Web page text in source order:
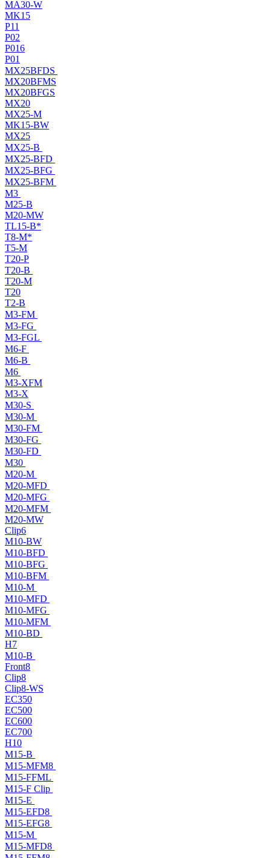
MA30-W
MK15
P11
P02
P016
P01
MX25BFDS
MX20BFMS
MX20BFGS
MX20
MX25-M
MK15-BW
MX25
MX25-B
MX25-BFD
MX25-BFG
MX25-BFM
M3
M25-B
M20-MW
TL15-B*
T8-M*
T5-M
T20-P
T20-B
T20-M
T20
T2-B
M3-FM
M3-FG
M3-FGL
M6-F
M6-B
M6
M3-XFM
M3-X
M30-S
M30-M
M30-FM
M30-FG
M30-FD
M30
M20-M
M20-MFD
M20-MFG
M20-MFM
M20-MW
Clip6
M10-BW
M10-BFD
M10-BFG
M10-BFM
M10-M
M10-MFD
M10-MFG
M10-MFM
M10-BD
H7
M10-B
Front8
Clip8
Clip8-WS
EC350
EC500
EC600
EC700
H10
M15-B
M15-MFM8
M15-FFML
M15-F Clip
M15-E
M15-EFD8
M15-EFG8
M15-M
M15-MFD8